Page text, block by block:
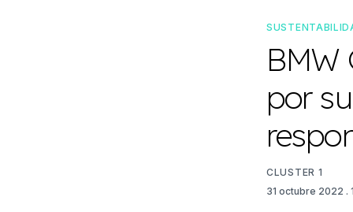
BMW
por
CLUSTER 1
31 octubre 2022 .